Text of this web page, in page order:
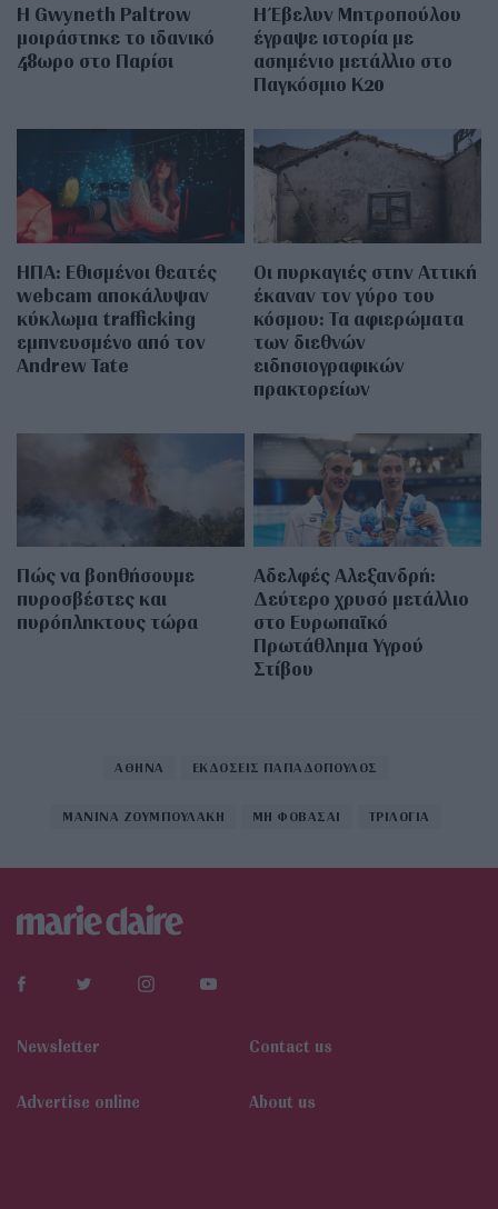
Η Gwyneth Paltrow
μοιράστηκε το ιδανικό
48ωρο στο Παρίσι
Η Έβελυν Μητροπούλου
έγραψε ιστορία με
ασημένιο μετάλλιο στο
Παγκόσμιο Κ20
ΗΠΑ: Εθισμένοι θεατές
webcam αποκάλυψαν
κύκλωμα trafficking
εμπνευσμένο από τον
Andrew Tate
Οι πυρκαγιές στην Αττική
έκαναν τον γύρο του
κόσμου: Τα αφιερώματα
των διεθνών
ειδησιογραφικών
πρακτορείων
Πώς να βοηθήσουμε
πυροσβέστες και
πυρόπληκτους τώρα
Αδελφές Αλεξανδρή:
Δεύτερο χρυσό μετάλλιο
στο Ευρωπαϊκό
Πρωτάθλημα Υγρού
Στίβου
ΑΘΗΝΑ ΕΚΔΟΣΕΙΣ ΠΑΠΑΔΟΠΟΥΛΟΣ
ΜΑΝΙΝΑ ΖΟΥΜΠΟΥΛΑΚΗ ΜΗ ΦΟΒΑΣΑΙ ΤΡΙΛΟΓΙΑ
Newsletter Contact us
Αdvertise online About us